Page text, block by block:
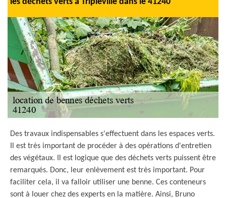
Des travaux indispensables s'effectuent dans les espaces verts.
Il est très important de procéder à des opérations d'entretien
des végétaux. Il est logique que des déchets verts puissent être
remarqués. Donc, leur enlèvement est très important. Pour
faciliter cela, il va falloir utiliser une benne. Ces conteneurs
sont à louer chez des experts en la matière. Ainsi, Bruno